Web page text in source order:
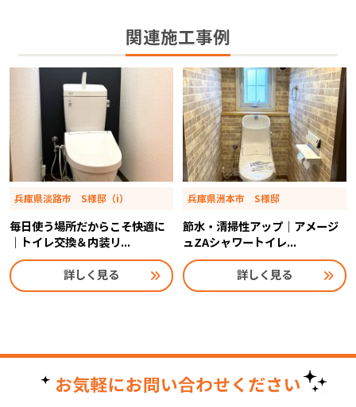
関連施工事例
兵庫県淡路市 S様邸（i）
毎日使う場所だからこそ快適に
｜トイレ交換＆内装リ...
詳しく見る
兵庫県洲本市 S様邸
節水・清掃性アップ｜アメージ
ュZAシャワートイレ...
詳しく見る